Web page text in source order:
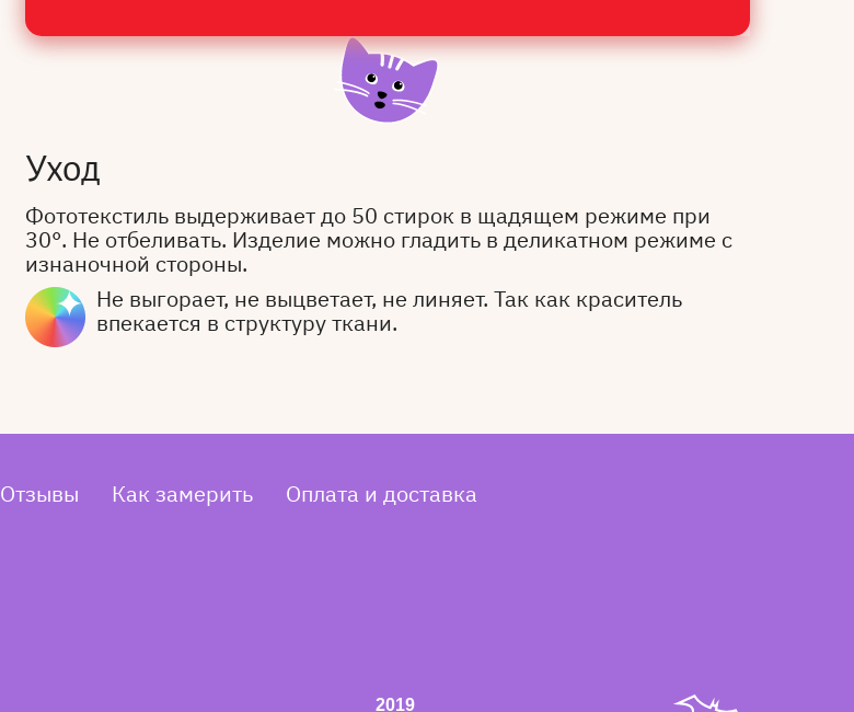
Уход
Фототекстиль выдерживает до 50 стирок в щадящем режиме при
30°. Не отбеливать. Изделие можно гладить в деликатном режиме с
изнаночной стороны.
Не выгорает, не выцветает, не линяет. Так как краситель
впекается в структуру ткани.
Отзывы Как замерить
Оплата и доставка